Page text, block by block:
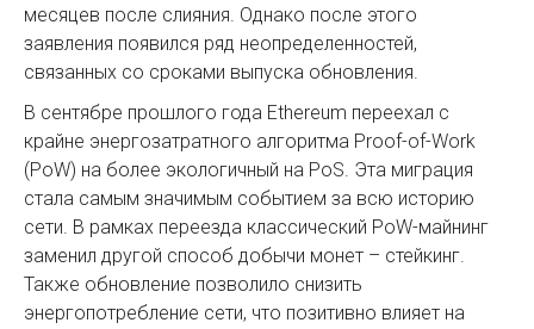
месяцев после слияния. Однако после этого
заявления появился ряд неопределенностей,
связанных со сроками выпуска обновления.
В сентябре прошлого года Ethereum переехал с
крайне энергозатратного алгоритма Proof-of-Work
(PoW) на более экологичный на PoS. Эта миграция
стала самым значимым событием за всю историю
сети. В рамках переезда классический PoW-майнинг
заменил другой способ добычи монет – стейкинг.
Также обновление позволило снизить
энергопотребление сети, что позитивно влияет на